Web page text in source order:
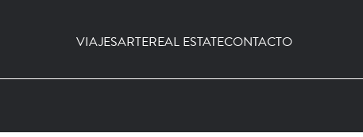
VIAJESARTEREAL ESTATECONTACTO